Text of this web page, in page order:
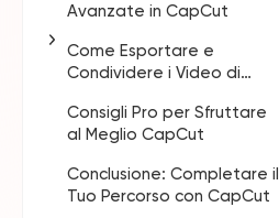
dell'Interfaccia Utente
di CapCut
Clip
Adesivi
Avanzate in CapCut
Transizioni ed Effetti
Usare il Chroma Key
Come Esportare e
Condividere i Video di
Impostazioni di
Risoluzione e Proporzioni
Esportazione in HD per
le Piattaforme Social
Consigli Pro per Sfruttare
al Meglio CapCut
Conclusione: Completare il
Tuo Percorso con CapCut